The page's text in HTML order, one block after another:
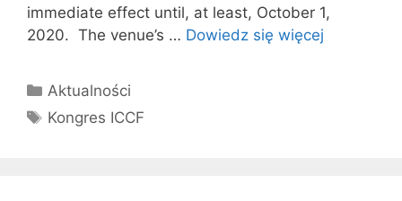
immediate effect until, at least, October 1,
2020. The venue’s … Dowiedz się więcej
Kategorie
Aktualności
Tagi
Kongres ICCF